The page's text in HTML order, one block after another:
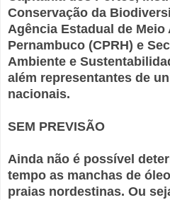
Conservação da
Agência Estadual de Meio
Pernambuco (CPRH) e
Ambiente e
além representantes de
nacionais.
SEM PREVISÃO
Ainda não é possível
tempo as manchas de
praias nordestinas. Ou